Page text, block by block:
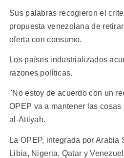
Sus palabras recogieron el
propuesta venezolana de
oferta con consumo.
Los países industrializados
razones políticas.
"No estoy de acuerdo con un
OPEP va a mantener las
al-Attiyah.
La OPEP, integrada por
Libia, Nigeria, Qatar y